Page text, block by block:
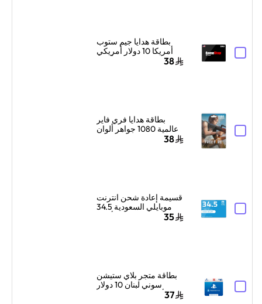
بطاقة هدايا جيم ستوب
أمريكا 10 دولار أمريكي
38
بطاقة هدايا فري فاير
عالمية 1080 جواهر ألوان
38
قسيمة إعادة شحن انترنت
موبايلي السعودية 34.5
35
بطاقة متجر بلاي ستيشن
سوني لبنان 10 دولار
37